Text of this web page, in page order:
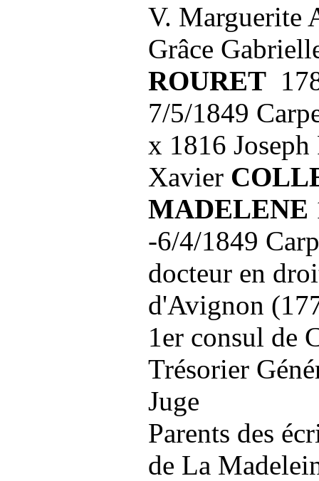
V. Marguerite
Grâce
ROURET
7/5/1849
x 1816
Xavier
MADELENE
-6/4/1849
docteur en
d'Avignon
1er consul de
Trésorier
Juge
Parents des
de La